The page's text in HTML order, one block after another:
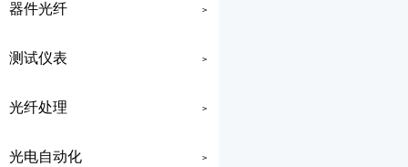
器件光纤 >
测试仪表 >
光纤处理 >
光电自动化 >